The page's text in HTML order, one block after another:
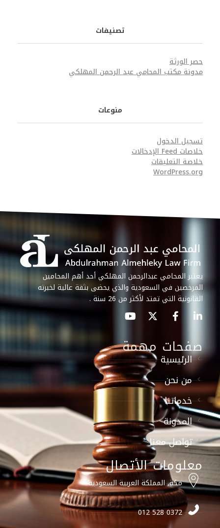
تصنيفات
حصر الورثة
مدونة مكتب المحامي عبد الرحمن المهلكي
منوعات
تسجيل الدخول
خلاصات Feed الإدخالات
خلاصة التعليقات
WordPress.org
يعتبر المحامي عبدالرحمن المهلكي أحد أهم المحامين
المرخصين في السعودية والذي يحضى بثقة عالية لخبرته
القانونية التي تمتد لأكثر من 26 سنة .
صفحات مهمة
الرئيسية
من نحن
خدماتنا
المدونة
تواصل معنا
معلومات الأتصال
مكة, المملكة العربية السعودية
0372 528 012